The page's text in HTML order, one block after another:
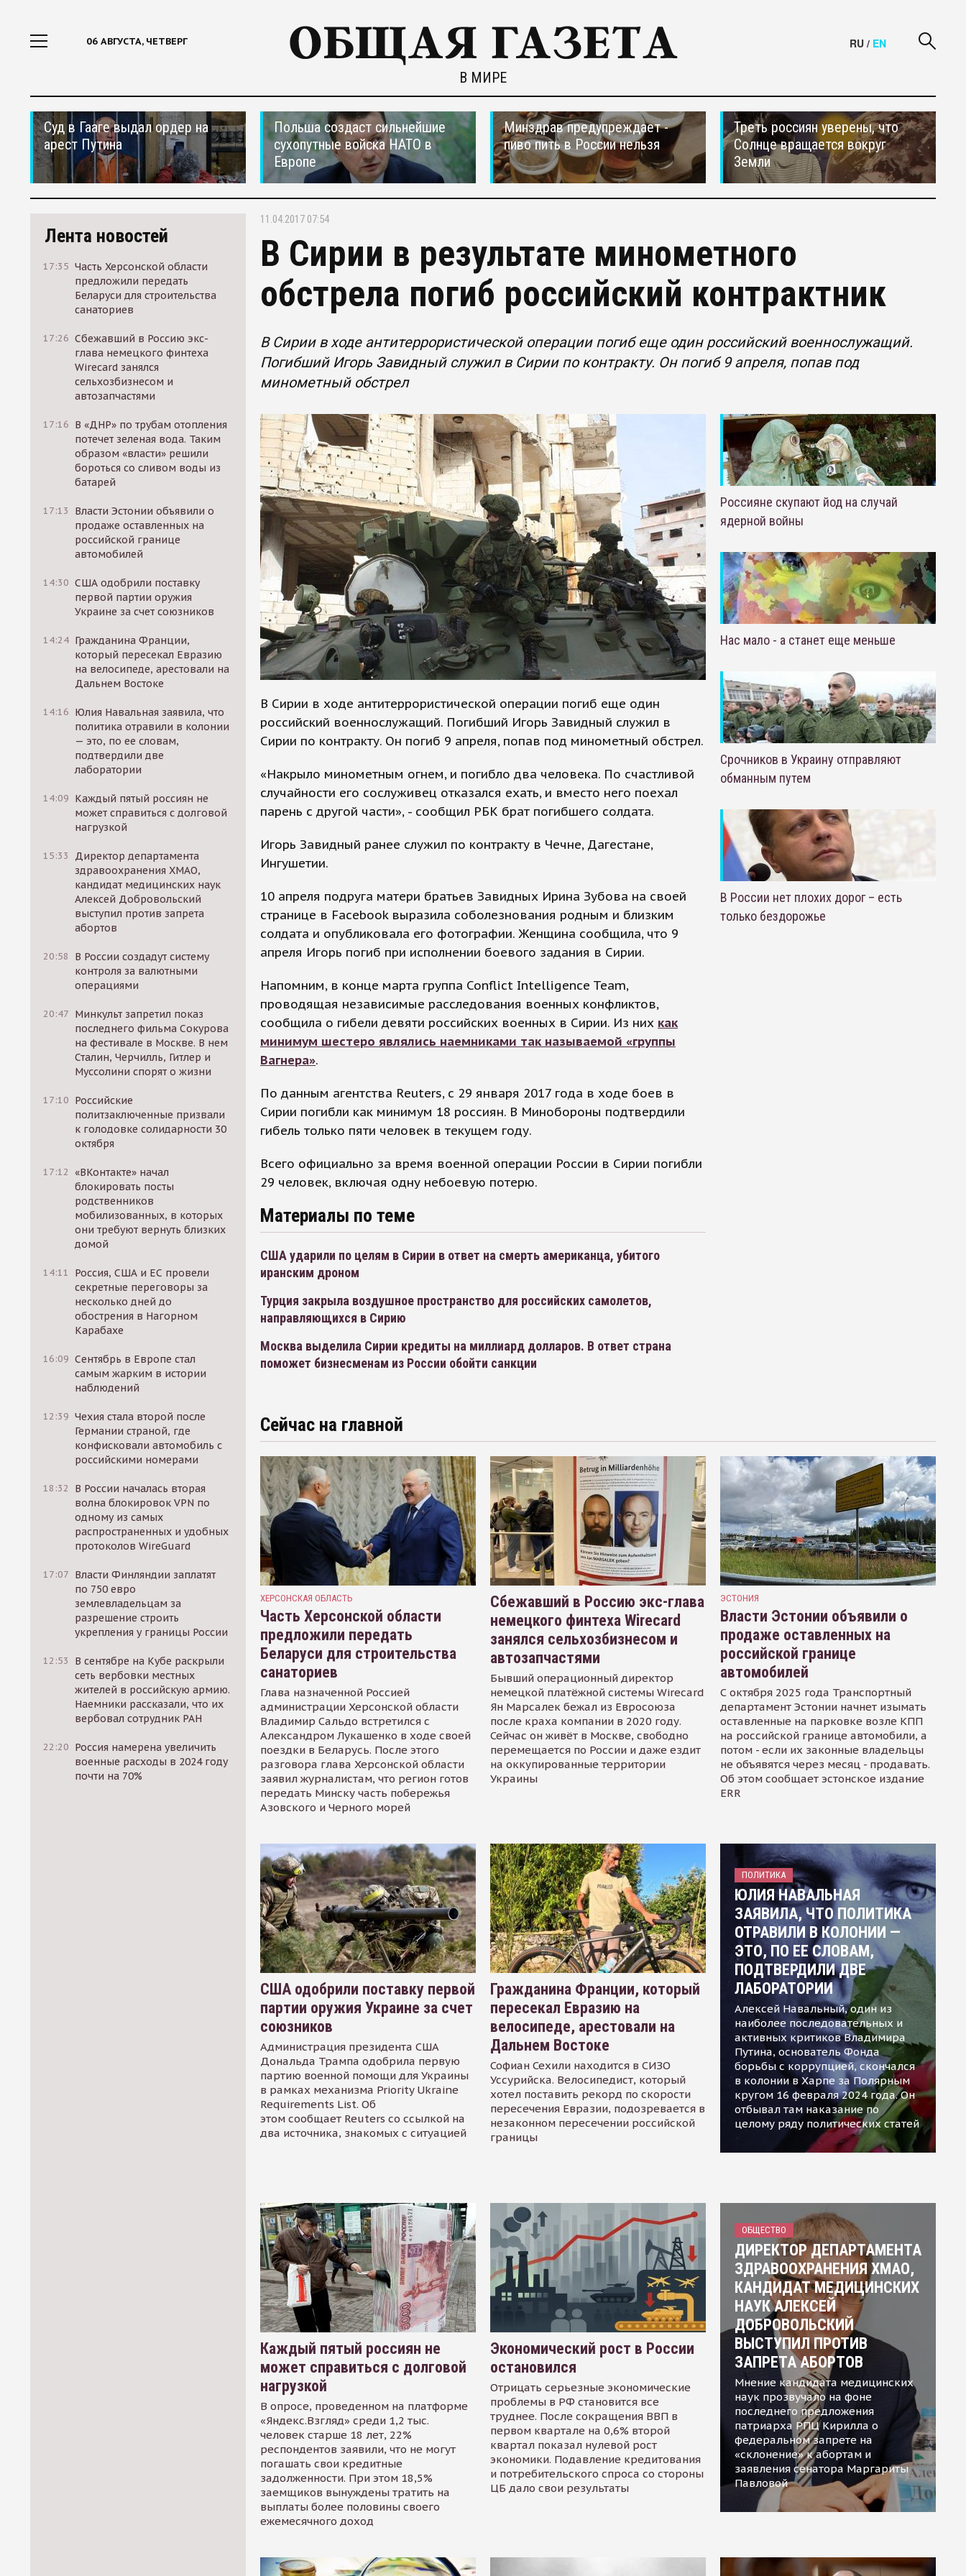
06 АВГУСТА, ЧЕТВЕРГ
В МИРЕ
RU / EN
Суд в Гааге выдал ордер на
арест Путина
Польша создаст сильнейшие
сухопутные войска НАТО в
Европе
Минздрав предупреждает -
пиво пить в России нельзя
Треть россиян уверены, что
Солнце вращается вокруг
Земли
Лента новостей
17:35 Часть Херсонской области
предложили передать
Беларуси для строительства
санаториев
17:26 Сбежавший в Россию экс-
глава немецкого финтеха
Wirecard занялся
сельхозбизнесом и
автозапчастями
17:16 В «ДНР» по трубам отопления
потечет зеленая вода. Таким
образом «власти» решили
бороться со сливом воды из
батарей
17:13
Власти Эстонии объявили о
продаже оставленных на
российской границе
автомобилей
14:30 США одобрили поставку
первой партии оружия
Украине за счет союзников
14:24 Гражданина Франции,
который пересекал Евразию
на велосипеде, арестовали на
Дальнем Востоке
14:16 Юлия Навальная заявила, что
политика отравили в колонии
— это, по ее словам,
подтвердили две
лаборатории
14:09 Каждый пятый россиян не
может справиться с долговой
нагрузкой
15:33
Директор департамента
здравоохранения ХМАО,
кандидат медицинских наук
Алексей Добровольский
выступил против запрета
абортов
20:58
В России создадут систему
контроля за валютными
операциями
20:47 Минкульт запретил показ
последнего фильма Сокурова
на фестивале в Москве. В нем
Сталин, Черчилль, Гитлер и
Муссолини спорят о жизни
17:10 Российские
политзаключенные призвали
к голодовке солидарности 30
октября
17:12 «ВКонтакте» начал
блокировать посты
родственников
мобилизованных, в которых
они требуют вернуть близких
домой
14:11
Россия, США и ЕС провели
секретные переговоры за
несколько дней до
обострения в Нагорном
Карабахе
16:09 Сентябрь в Европе стал
самым жарким в истории
наблюдений
12:39 Чехия стала второй после
Германии страной, где
конфисковали автомобиль с
российскими номерами
18:32
В России началась вторая
волна блокировок VPN по
одному из самых
распространенных и удобных
протоколов WireGuard
17:07 Власти Финляндии заплатят
по 750 евро
землевладельцам за
разрешение строить
укрепления у границы России
12:53
В сентябре на Кубе раскрыли
сеть вербовки местных
жителей в российскую армию.
Наемники рассказали, что их
вербовал сотрудник РАН
22:20 Россия намерена увеличить
военные расходы в 2024 году
почти на 70%
11.04.2017 07:54
В Сирии в результате минометного
обстрела погиб российский контрактник
В Сирии в ходе антитеррористической операции погиб еще один российский военнослужащий.
Погибший Игорь Завидный служил в Сирии по контракту. Он погиб 9 апреля, попав под
минометный обстрел
В Сирии в ходе антитеррористической операции погиб еще один
российский военнослужащий. Погибший Игорь Завидный служил в
Сирии по контракту. Он погиб 9 апреля, попав под минометный обстрел.
«Накрыло минометным огнем, и погибло два человека. По счастливой
случайности его сослуживец отказался ехать, и вместо него поехал
парень с другой части», - сообщил РБК брат погибшего солдата.
Игорь Завидный ранее служил по контракту в Чечне, Дагестане,
Ингушетии.
10 апреля подруга матери братьев Завидных Ирина Зубова на своей
странице в Facebook выразила соболезнования родным и близким
солдата и опубликовала его фотографии. Женщина сообщила, что 9
апреля Игорь погиб при исполнении боевого задания в Сирии.
Напомним, в конце марта группа Conflict Intelligence Team,
проводящая независимые расследования военных конфликтов,
сообщила о гибели девяти российских военных в Сирии. Из них как
минимум шестеро являлись наемниками так называемой «группы
Вагнера».
По данным агентства Reuters, с 29 января 2017 года в ходе боев в
Сирии погибли как минимум 18 россиян. В Минобороны подтвердили
гибель только пяти человек в текущем году.
Всего официально за время военной операции России в Сирии погибли
29 человек, включая одну небоевую потерю.
Материалы по теме
США ударили по целям в Сирии в ответ на смерть американца, убитого
иранским дроном
Турция закрыла воздушное пространство для российских самолетов,
направляющихся в Сирию
Москва выделила Сирии кредиты на миллиард долларов. В ответ страна
поможет бизнесменам из России обойти санкции
Россияне скупают йод на случай
ядерной войны
Нас мало - а станет еще меньше
Срочников в Украину отправляют
обманным путем
В России нет плохих дорог – есть
только бездорожье
Сейчас на главной
ХЕРСОНСКАЯ ОБЛАСТЬ
Часть Херсонской области
предложили передать
Беларуси для строительства
санаториев
Глава назначенной Россией
администрации Херсонской области
Владимир Сальдо встретился с
Александром Лукашенко в ходе своей
поездки в Беларусь. После этого
разговора глава Херсонской области
заявил журналистам, что регион готов
передать Минску часть побережья
Азовского и Черного морей
Сбежавший в Россию экс-глава
немецкого финтеха Wirecard
занялся сельхозбизнесом и
автозапчастями
Бывший операционный директор
немецкой платёжной системы Wirecard
Ян Марсалек бежал из Евросоюза
после краха компании в 2020 году.
Сейчас он живёт в Москве, свободно
перемещается по России и даже ездит
на оккупированные территории
Украины
ЭСТОНИЯ
Власти Эстонии объявили о
продаже оставленных на
российской границе
автомобилей
С октября 2025 года Транспортный
департамент Эстонии начнет изымать
оставленные на парковке возле КПП
на российской границе автомобили, а
потом - если их законные владельцы
не объявятся через месяц - продавать.
Об этом сообщает эстонское издание
ERR
США одобрили поставку первой
партии оружия Украине за счет
союзников
Администрация президента США
Дональда Трампа одобрила первую
партию военной помощи для Украины
в рамках механизма Priority Ukraine
Requirements List. Об
этом сообщает Reuters со ссылкой на
два источника, знакомых с ситуацией
Гражданина Франции, который
пересекал Евразию на
велосипеде, арестовали на
Дальнем Востоке
Софиан Сехили находится в СИЗО
Уссурийска. Велосипедист, который
хотел поставить рекорд по скорости
пересечения Евразии, подозревается в
незаконном пересечении российской
границы
ПОЛИТИКА
ЮЛИЯ НАВАЛЬНАЯ
ЗАЯВИЛА, ЧТО ПОЛИТИКА
ОТРАВИЛИ В КОЛОНИИ —
ЭТО, ПО ЕЕ СЛОВАМ,
ПОДТВЕРДИЛИ ДВЕ
ЛАБОРАТОРИИ
Алексей Навальный, один из
наиболее последовательных и
активных критиков Владимира
Путина, основатель Фонда
борьбы с коррупцией, скончался
в колонии в Харпе за Полярным
кругом 16 февраля 2024 года. Он
отбывал там наказание по
целому ряду политических статей
Каждый пятый россиян не
может справиться с долговой
нагрузкой
В опросе, проведенном на платформе
«Яндекс.Взгляд» среди 1,2 тыс.
человек старше 18 лет, 22%
респондентов заявили, что не могут
погашать свои кредитные
задолженности. При этом 18,5%
заемщиков вынуждены тратить на
выплаты более половины своего
ежемесячного доход
Экономический рост в России
остановился
Отрицать серьезные экономические
проблемы в РФ становится все
труднее. После сокращения ВВП в
первом квартале на 0,6% второй
квартал показал нулевой рост
экономики. Подавление кредитования
и потребительского спроса со стороны
ЦБ дало свои результаты
ОБЩЕСТВО
ДИРЕКТОР ДЕПАРТАМЕНТА
ЗДРАВООХРАНЕНИЯ ХМАО,
КАНДИДАТ МЕДИЦИНСКИХ
НАУК АЛЕКСЕЙ
ДОБРОВОЛЬСКИЙ
ВЫСТУПИЛ ПРОТИВ
ЗАПРЕТА АБОРТОВ
Мнение кандидата медицинских
наук прозвучало на фоне
последнего предложения
патриарха РПЦ Кирилла о
федеральном запрете на
«склонение» к абортам и
заявления сенатора Маргариты
Павловой